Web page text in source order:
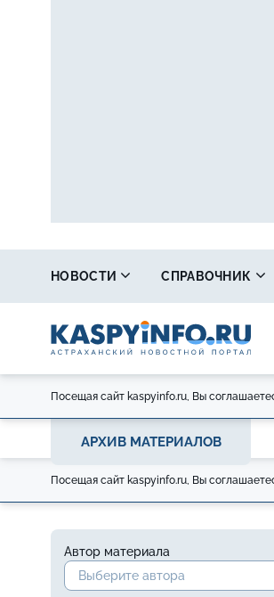
НОВОСТИ СПРАВОЧНИК
Посещая сайт kaspyinfo.ru, Вы
АРХИВ МАТЕРИАЛОВ
Посещая сайт kaspyinfo.ru, Вы
Автор материала
Выберите автора